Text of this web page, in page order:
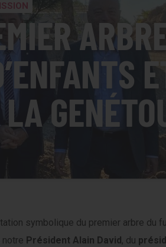
symbolique du premier arbre du
notre Président Alain David, du